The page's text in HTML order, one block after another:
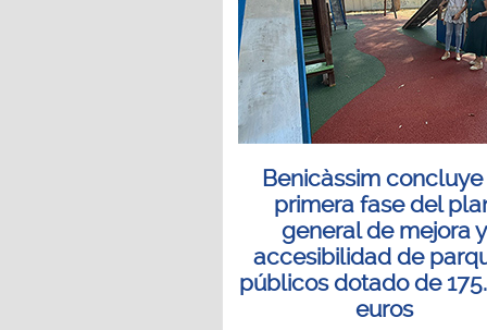
Benicàssim
primera fase del
general de mejora y
accesibilidad de
públicos dotado de
euros